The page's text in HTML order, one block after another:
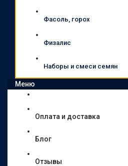
Фасоль, горох
Физалис
Наборы и смеси семян
Меню
Оплата и доставка
Блог
Отзывы